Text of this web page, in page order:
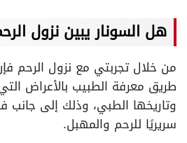
هل السونار يبين نزول
من خلال تجربتي مع نزول الرحم
طريق معرفة الطبيب بالأعراض
وتاريخها الطبي، وذلك إلى
سريريًا للرحم والمهبل.